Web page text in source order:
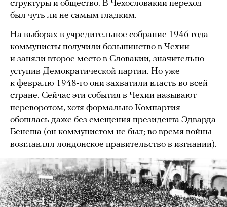
структуры и общество. В Чехословакии переход
был чуть ли не самым гладким.
На выборах в учредительное собрание 1946 года
коммунисты получили большинство в Чехии
и заняли второе место в Словакии, значительно
уступив Демократической партии. Но уже
к февралю 1948-го они захватили власть во всей
стране. Сейчас эти события в Чехии называют
переворотом, хотя формально Компартия
обошлась даже без смещения президента Эдварда
Бенеша (он коммунистом не был; во время войны
возглавлял лондонское правительство в изгнании).